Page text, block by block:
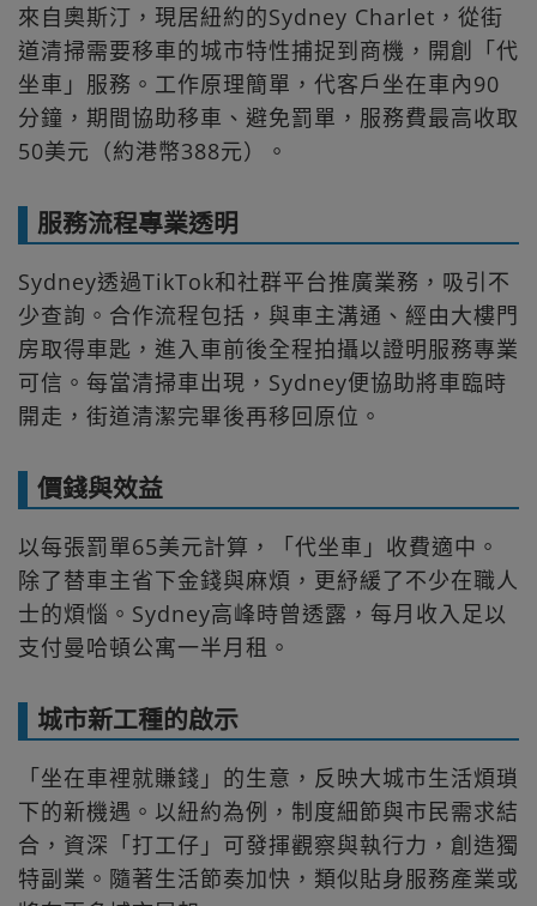
來自奧斯汀，現居紐約的Sydney Charlet，從街
道清掃需要移車的城市特性捕捉到商機，開創「代
坐車」服務。工作原理簡單，代客戶坐在車內90
分鐘，期間協助移車、避免罰單，服務費最高收取
50美元（約港幣388元）。
服務流程專業透明
Sydney透過TikTok和社群平台推廣業務，吸引不
少查詢。合作流程包括，與車主溝通、經由大樓門
房取得車匙，進入車前後全程拍攝以證明服務專業
可信。每當清掃車出現，Sydney便協助將車臨時
開走，街道清潔完畢後再移回原位。
價錢與效益
以每張罰單65美元計算，「代坐車」收費適中。
除了替車主省下金錢與麻煩，更紓緩了不少在職人
士的煩惱。Sydney高峰時曾透露，每月收入足以
支付曼哈頓公寓一半月租。
城市新工種的啟示
「坐在車裡就賺錢」的生意，反映大城市生活煩瑣
下的新機遇。以紐約為例，制度細節與市民需求結
合，資深「打工仔」可發揮觀察與執行力，創造獨
特副業。隨著生活節奏加快，類似貼身服務產業或